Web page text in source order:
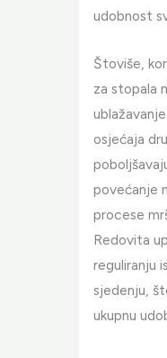
udobnost
Štoviše,
za stopala
osjećaja
povećanje
procese
Redovita
reguliranju
sjedenju,
ukupnu